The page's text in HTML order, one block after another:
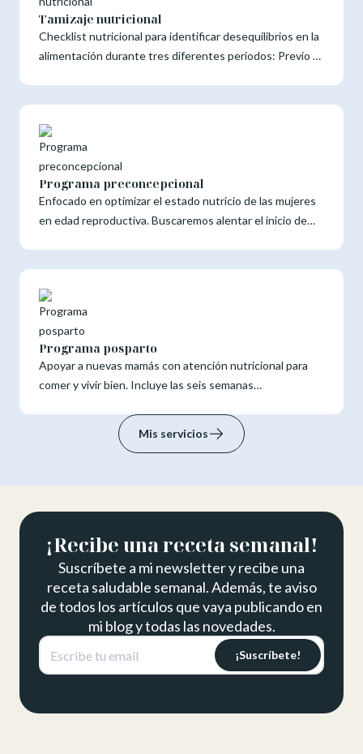
por diferentes canales para resolución de dudas. -
Duración de cada sesión y duración del proceso
minutos. El acompañamiento nutricional tiene una
temporalidad de seguimiento diferente para cada caso,
será establecido de acuerdo a las metas y objetivos que
plantemos en sesión.
Tamizaje nutricional
Checklist nutricional para identificar desequilibrios en la
alimentación durante tres diferentes periodos: Previo a
Programa preconcepcional
Enfocado en optimizar el estado nutricio de las mujeres
en edad reproductiva. Buscaremos alentar el inicio de
idealmente 3 o 6 meses previos a la concepción.
Duración de cada sesión. Cada sesión tiene una duración
de 50 minutos.
Programa posparto
Apoyar a nuevas mamás con atención nutricional para
comer y vivir bien. Incluye las seis semanas
12 meses después del parto, donde hay cambios
corporales significativos y recuperación después del
Mis servicios
¡Recibe una receta semanal!
Suscríbete a mi newsletter y recibe una
receta saludable semanal. Además, te aviso
de todos los artículos que vaya publicando en
mi blog y todas las novedades.
¡Suscríbete!